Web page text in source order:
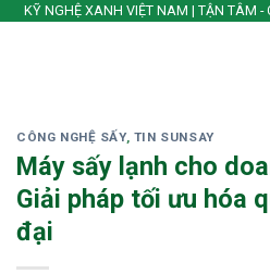
SkipKỸ NGHỆ XANH VIỆT NAM | TẬN TÂM -
CÔNG NGHỆ SẤY, TIN SUNSAY
Máy sấy lạnh cho
Giải pháp tối ưu hóa
đại